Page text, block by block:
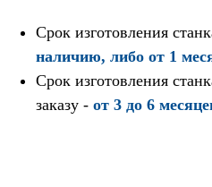
Срок изготовления
наличию, либо от 1
Срок изготовления
заказу - от 3 до 6